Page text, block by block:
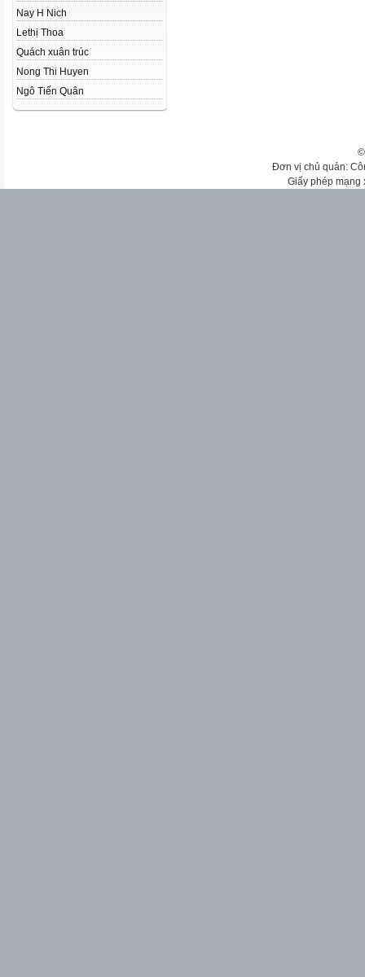
Nay H Nich
Lethị Thoa
Quách xuân trúc
Nong Thi Huyen
Ngô Tiến Quân
Đơn vị chủ quản:
Giấy phép mạng